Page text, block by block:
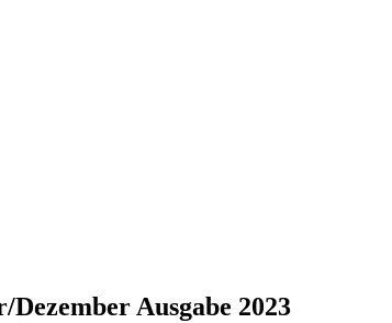
Dezember Ausgabe 2023